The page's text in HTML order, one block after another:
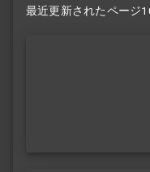
最近更新されたページ